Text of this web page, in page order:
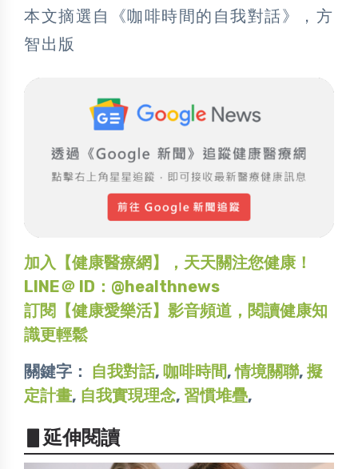
本文摘選自《咖啡時間的自我對話》，方
智出版
加入【健康醫療網】，天天關注您健康！
LINE＠ ID：@healthnews
訂閱【健康愛樂活】影音頻道，閱讀健康知
識更輕鬆
關鍵字： 自我對話, 咖啡時間,情境關聯, 擬
定計畫, 自我實現理念, 習慣堆疊,
▋延伸閱讀